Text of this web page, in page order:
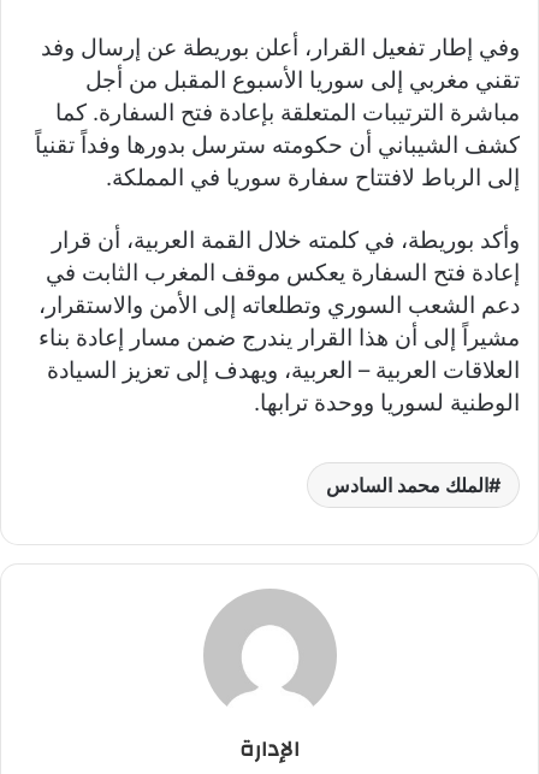
وفي إطار تفعيل القرار، أعلن بوريطة عن إرسال وفد
تقني مغربي إلى سوريا الأسبوع المقبل من أجل
مباشرة الترتيبات المتعلقة بإعادة فتح السفارة. كما
كشف الشيباني أن حكومته سترسل بدورها وفداً تقنياً
إلى الرباط لافتتاح سفارة سوريا في المملكة.
وأكد بوريطة، في كلمته خلال القمة العربية، أن قرار
إعادة فتح السفارة يعكس موقف المغرب الثابت في
دعم الشعب السوري وتطلعاته إلى الأمن والاستقرار،
مشيراً إلى أن هذا القرار يندرج ضمن مسار إعادة بناء
العلاقات العربية – العربية، ويهدف إلى تعزيز السيادة
الوطنية لسوريا ووحدة ترابها.
الملك محمد السادس
الإدارة